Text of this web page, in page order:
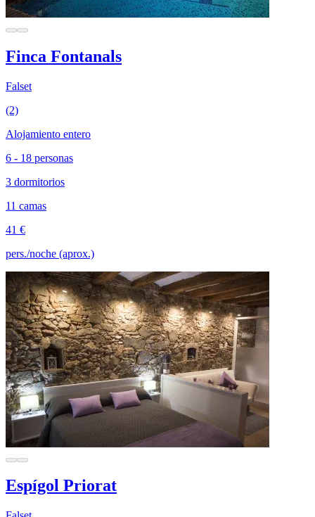
Finca Fontanals
Falset
(2)
Alojamiento entero
6 - 18 personas
3 dormitorios
11 camas
41 €
pers./noche (aprox.)
Espígol Priorat